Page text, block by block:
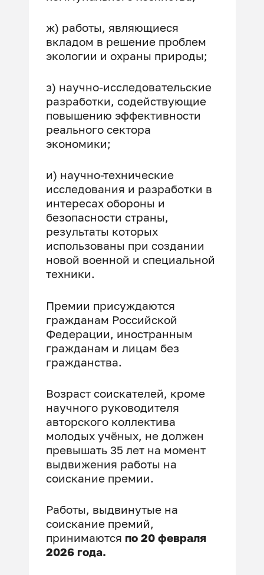
ж) работы, являющиеся
вкладом в решение проблем
экологии и охраны природы;
з) научно-исследовательские
разработки, содействующие
повышению эффективности
реального сектора
экономики;
и) научно-технические
исследования и разработки в
интересах обороны и
безопасности страны,
результаты которых
использованы при создании
новой военной и специальной
техники.
Премии присуждаются
гражданам Российской
Федерации, иностранным
гражданам и лицам без
гражданства.
Возраст соискателей, кроме
научного руководителя
авторского коллектива
молодых учёных, не должен
превышать 35 лет на момент
выдвижения работы на
соискание премии.
Работы, выдвинутые на
соискание премий,
принимаются по 20 февраля
2026 года.